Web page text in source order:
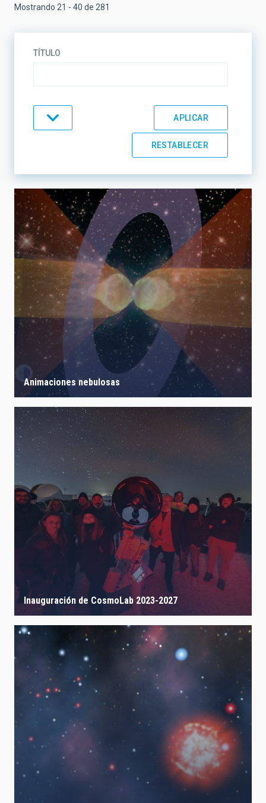
Mostrando 21 - 40 de 281
TÍTULO
LÍNEAS DE INSTRUMENTACIÓN
LÍNEAS IACTEC
ASTROFÍSICAS
Animaciones nebulosas
Inauguración de CosmoLab 2023-2027